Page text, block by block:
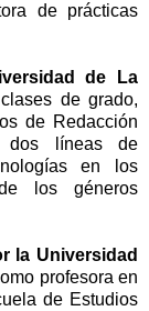
de prácticas
de La
de grado,
de Redacción
dos líneas de
en los
los géneros
la Universidad
profesora en
de Estudios